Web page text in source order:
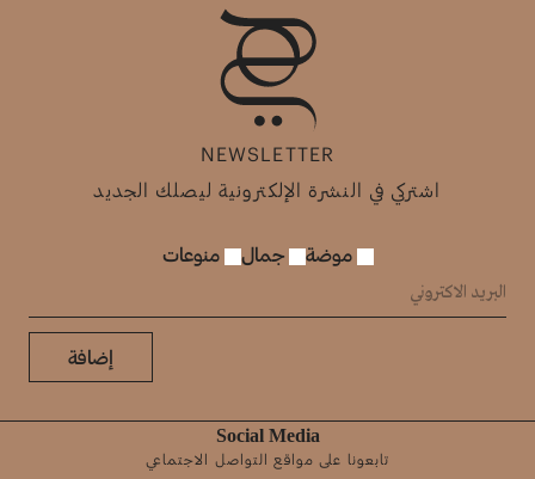
NEWSLETTER
اشتركي في النشرة الإلكترونية ليصلك الجديد
موضة جمال منوعات
إضافة
Social Media
تابعونا على مواقع التواصل الاجتماعي